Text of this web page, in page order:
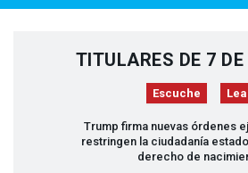
TITULARES DE 7
Escuche Lea
Trump firma nuevas órdenes
restringen la ciudadanía
derecho de